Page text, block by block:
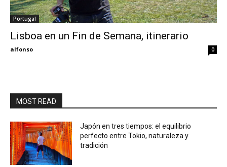
My
Portugal
Lisboa en un Fin de Semana, itinerario
alfonso 0
MOST READ
Japón en tres tiempos: el equilibrio
perfecto entre Tokio, naturaleza y
tradición